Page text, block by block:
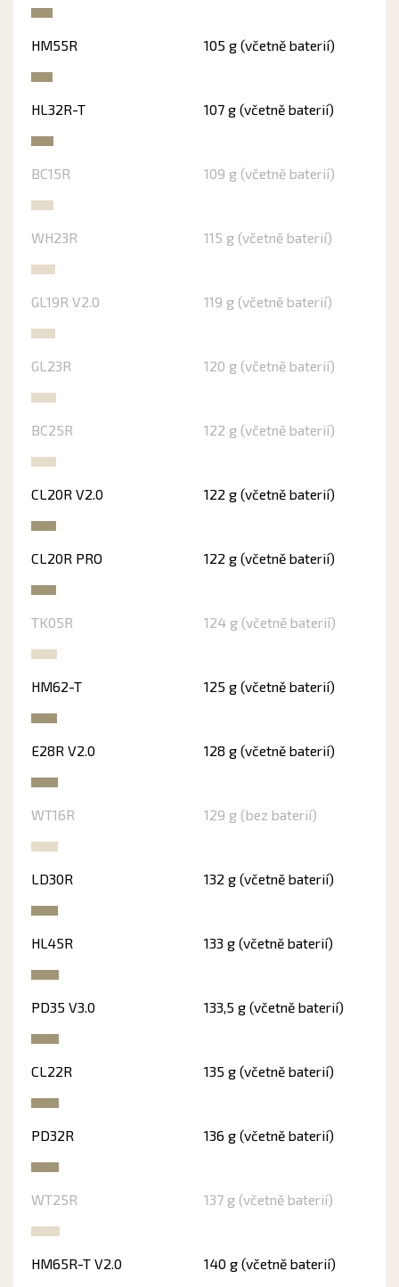
HM55R 105 g (včetně baterií)
HL32R-T 107 g (včetně baterií)
BC15R 109 g (včetně baterií)
WH23R 115 g (včetně baterií)
GL19R V2.0 119 g (včetně baterií)
GL23R 120 g (včetně baterií)
BC25R 122 g (včetně baterií)
CL20R V2.0 122 g (včetně baterií)
CL20R PRO 122 g (včetně baterií)
TK05R 124 g (včetně baterií)
HM62-T 125 g (včetně baterií)
E28R V2.0 128 g (včetně baterií)
WT16R 129 g (bez baterií)
LD30R 132 g (včetně baterií)
HL45R 133 g (včetně baterií)
PD35 V3.0 133,5 g (včetně baterií)
CL22R 135 g (včetně baterií)
PD32R 136 g (včetně baterií)
WT25R 137 g (včetně baterií)
HM65R-T V2.0 140 g (včetně baterií)